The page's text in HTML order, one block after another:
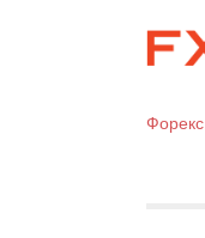
Форекс